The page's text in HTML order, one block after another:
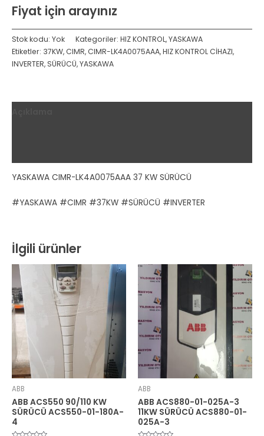
Fiyat için arayınız
Stok kodu: Yok Kategoriler: HIZ KONTROL,YASKAWA
Etiketler: 37KW,CIMR,CIMR-LK4A0075AAA,HIZ KONTROL CİHAZI,
INVERTER, SÜRÜCÜ,YASKAWA
YASKAWA CIMR-LK4A0075AAA 37 KW SÜRÜCÜ
#YASKAWA #CIMR #37KW #SÜRÜCÜ #INVERTER
İlgili ürünler
ABB
ABB ACS550 90/110 KW
SÜRÜCÜ ACS550-01-180A-
4
ABB
ABB ACS880-01-025A-3
11KW SÜRÜCÜ ACS880-01-
025A-3